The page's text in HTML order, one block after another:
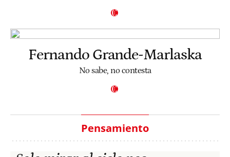
Fernando Grande-Marlaska
No sabe, no contesta
Pensamiento